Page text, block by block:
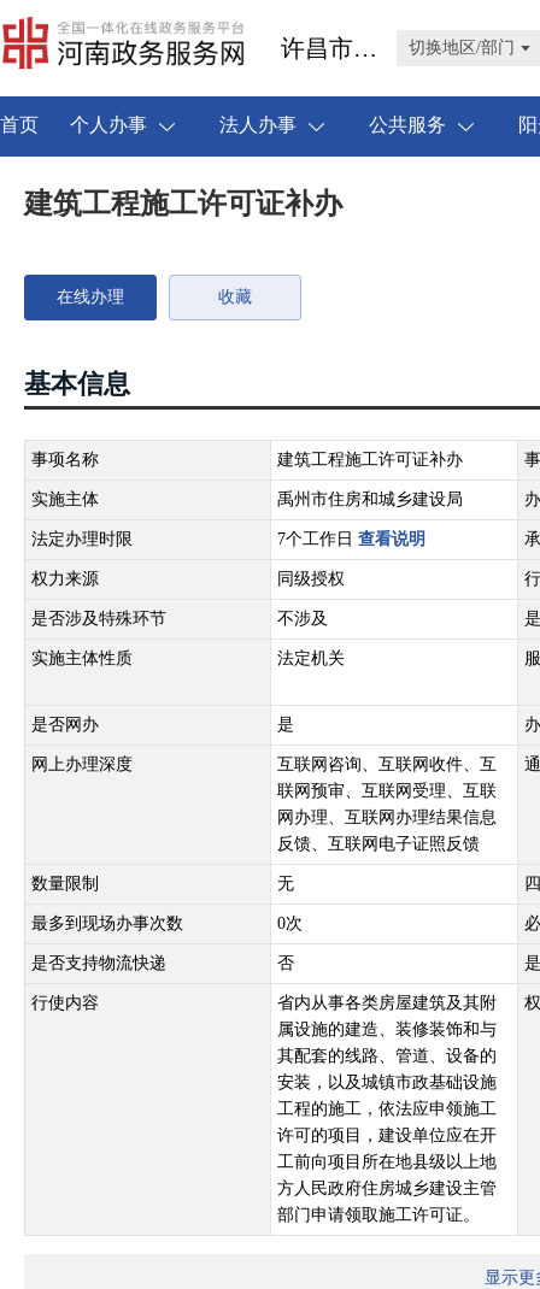
许昌市禹州市 切换地区/部门
首页 个人办事 法人办事 公共服务
建筑工程施工许可证补办
在线办理 收藏
基本信息
事项名称 建筑工程施工许可证补办
实施主体 禹州市住房和城乡建设局
法定办理时限 7个工作日 查看说明
权力来源 同级授权
是否涉及特殊环节 不涉及
实施主体性质 法定机关
是否网办 是
网上办理深度
互联网咨询、互联网收件、互
联网预审、互联网受理、互联
网办理、互联网办理结果信息
反馈、互联网电子证照反馈
数量限制 无
最多到现场办事次数 0次
是否支持物流快递 否
行使内容
省内从事各类房屋建筑及其附
属设施的建造、装修装饰和与
其配套的线路、管道、设备的
安装，以及城镇市政基础设施
工程的施工，依法应申领施工
许可的项目，建设单位应在开
工前向项目所在地县级以上地
方人民政府住房城乡建设主管
部门申请领取施工许可证。
显示更